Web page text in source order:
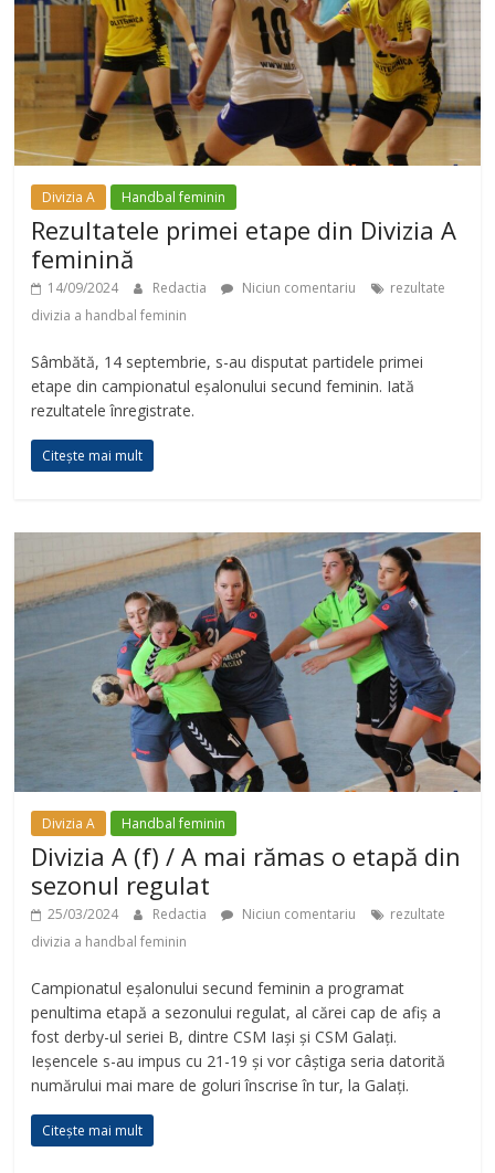
Divizia A Handbal feminin
Rezultatele primei etape din Divizia A
feminină
14/09/2024 Redactia Niciun comentariu
rezultate
divizia a handbal feminin
Sâmbătă, 14 septembrie, s-au disputat partidele primei
etape din campionatul eșalonului secund feminin. Iată
rezultatele înregistrate.
Citește mai mult
Divizia A Handbal feminin
Divizia A (f) / A mai rămas o etapă din
sezonul regulat
25/03/2024 Redactia Niciun comentariu
rezultate
divizia a handbal feminin
Campionatul eșalonului secund feminin a programat
penultima etapă a sezonului regulat, al cărei cap de afiș a
fost derby-ul seriei B, dintre CSM Iași și CSM Galați.
Ieșencele s-au impus cu 21-19 și vor câștiga seria datorită
numărului mai mare de goluri înscrise în tur, la Galați.
Citește mai mult